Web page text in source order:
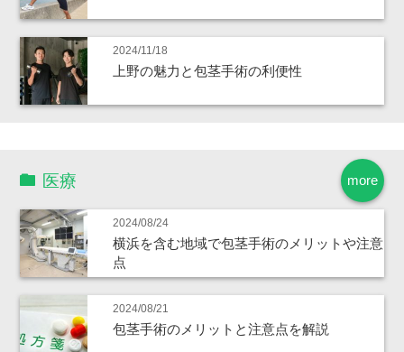
2024/11/18
上野の魅力と包茎手術の利便性
more
医療
2024/08/24
横浜を含む地域で包茎手術のメリットや注意
点
2024/08/21
包茎手術のメリットと注意点を解説